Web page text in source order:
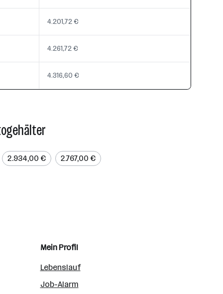
4.201,72 €
4.261,72 €
4.316,60 €
2.934,00 € 2.767,00 €
Mein Profil
Lebenslauf
Job-Alarm